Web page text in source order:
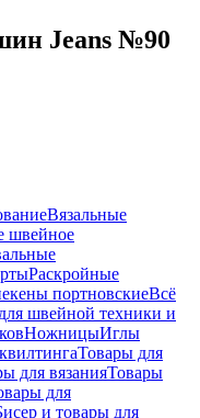
Jeans №90
Вязальные
швейное
Раскройные
портновскиеВсё
швейной техники и
НожницыИглы
Товары для
для вязанияТовары
для
и товары для